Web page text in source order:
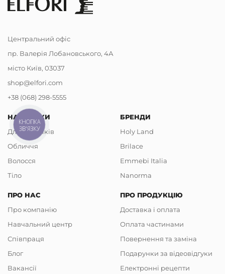
Центральний офіс
пр. Валерія Лобановського, 4А
місто Київ, 03037
shop@elfori.com
+38 (068) 298-5555
НАПРЯМКИ
Для чоловіків
Обличчя
Волосся
Тіло
БРЕНДИ
Holy Land
Brilace
Emmebi Italia
Nanorma
ПРО НАС
Про компанію
Навчальний центр
Співпраця
Блог
Вакансії
ПРО ПРОДУКЦІЮ
Доставка і оплата
Оплата частинами
Повернення та заміна
Подарунки за відеовідгуки
Електронні рецепти
КНОПКА
ЗВ'ЯЗКУ